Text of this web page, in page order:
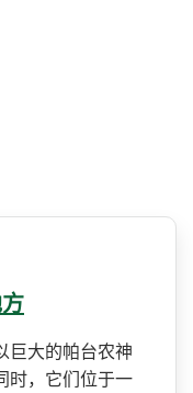
巨大的帕台农神
时，它们位于一